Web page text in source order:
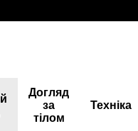
Догляд
за
тілом
Техніка